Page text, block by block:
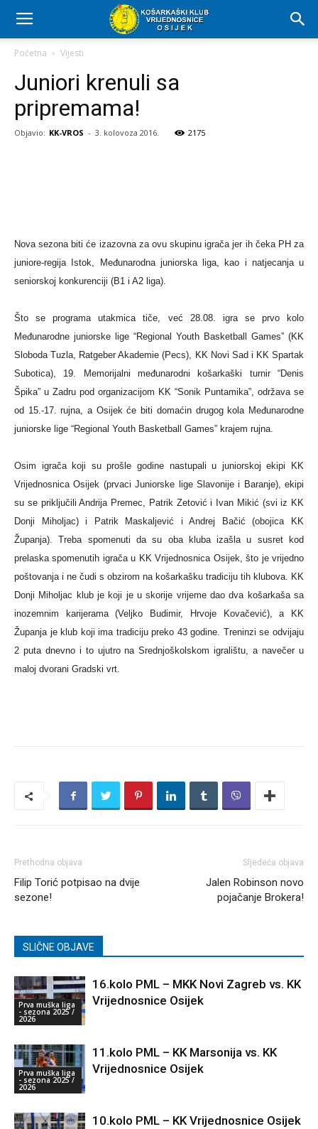
Početna Vijesti
Juniori krenuli sa
pripremama!
Objavio: KK-VROS - 3. kolovoza 2016. 2175
Nova sezona biti će izazovna za ovu skupinu igrača jer ih čeka PH za
juniore-regija Istok, Međunarodna juniorska liga, kao i natjecanja u
seniorskoj konkurenciji (B1 i A2 liga).
Što se programa utakmica tiče, već 28.08. igra se prvo kolo
Međunarodne juniorske lige “Regional Youth Basketball Games” (KK
Sloboda Tuzla, Ratgeber Akademie (Pecs), KK Novi Sad i KK Spartak
Subotica), 19. Memorijalni međunarodni košarkaški turnir “Denis
Špika” u Zadru pod organizacijom KK “Sonik Puntamika”, održava se
od 15.-17. rujna, a Osijek će biti domaćin drugog kola Međunarodne
juniorske lige “Regional Youth Basketball Games” krajem rujna.
Osim igrača koji su prošle godine nastupali u juniorskoj ekipi KK
Vrijednosnica Osijek (prvaci Juniorske lige Slavonije i Baranje), ekipi
su se priključili Andrija Premec, Patrik Zetović i Ivan Mikić (svi iz KK
Donji Miholjac) i Patrik Maskaljević i Andrej Bačić (obojica KK
Županja). Treba spomenuti da su oba kluba izašla u susret kod
prelaska spomenutih igrača u KK Vrijednosnica Osijek, što je vrijedno
poštovanja i ne čudi s obzirom na košarkašku tradiciju tih klubova. KK
Donji Miholjac klub je koji je u skorije vrijeme dao dva košarkaša sa
inozemnim karijerama (Veljko Budimir, Hrvoje Kovačević), a KK
Županja je klub koji ima tradiciju preko 43 godine. Treninzi se odvijaju
2 puta dnevno i to ujutro na Srednjoškolskom igralištu, a navečer u
maloj dvorani Gradski vrt.
Prethodna objava
Filip Torić potpisao na dvije
sezone!
Sljedeća objava
Jalen Robinson novo
pojačanje Brokera!
SLIČNE OBJAVE
Prva muška liga
- sezona 2025 /
2026
16.kolo PML – MKK Novi Zagreb vs. KK
Vrijednosnice Osijek
Prva muška liga
- sezona 2025 /
2026
11.kolo PML – KK Marsonija vs. KK
Vrijednosnice Osijek
10.kolo PML – KK Vrijednosnice Osijek